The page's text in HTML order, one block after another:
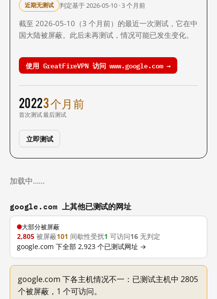
近期无测试 判定基于 2026-05-10 · 3 个月前
截至 2026-05-10（3 个月前）的最近一次测试，它在中
国大陆被屏蔽。此后未再测试，情况可能已发生变化。
使用 GreatFireVPN 访问 www.google.com →
2022
首次测试
3 个月前
最后测试
立即测试
加载中……
google.com 上其他已测试的网址
大部分被屏蔽
2,805 被屏蔽101 间歇性受扰1 可访问16 无判定
google.com 下全部 2,923 个已测试网址 →
google.com 下各主机情况不一：已测试主机中 2805
个被屏蔽，1 个可访问。